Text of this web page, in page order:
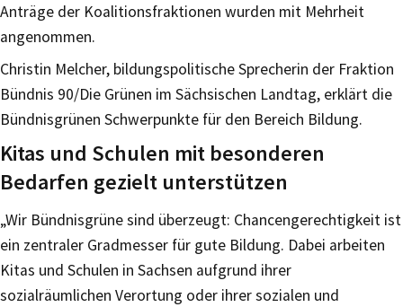
Anträge der Koalitionsfraktionen wurden mit Mehrheit
angenommen.
Christin Melcher, bildungspolitische Sprecherin der Fraktion
Bündnis 90/Die Grünen im Sächsischen Landtag, erklärt die
Bündnisgrünen Schwerpunkte für den Bereich Bildung.
Kitas und Schulen mit besonderen
Bedarfen gezielt unterstützen
„Wir Bündnisgrüne sind überzeugt: Chancengerechtigkeit ist
ein zentraler Gradmesser für gute Bildung. Dabei arbeiten
Kitas und Schulen in Sachsen aufgrund ihrer
sozialräumlichen Verortung oder ihrer sozialen und